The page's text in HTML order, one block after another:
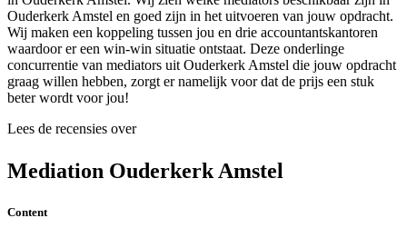
Ouderkerk Amstel en goed zijn in het uitvoeren van jouw opdracht.
Wij maken een koppeling tussen jou en drie accountantskantoren
waardoor er een win-win situatie ontstaat. Deze onderlinge
concurrentie van mediators uit Ouderkerk Amstel die jouw opdracht
graag willen hebben, zorgt er namelijk voor dat de prijs een stuk
beter wordt voor jou!
Lees de recensies over
Mediation Ouderkerk Amstel
Content